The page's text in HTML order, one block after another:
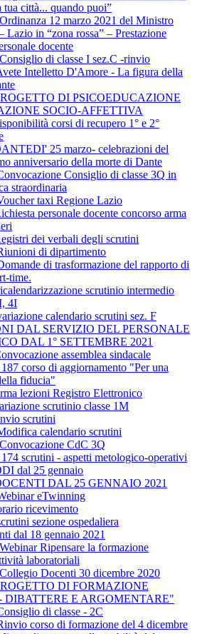
tua città... quando puoi”
12 marzo 2021 del Ministro
Lazio in “zona rossa” – Prestazione
docente
di classe I sez.C -rinvio
Intelletto D'Amore - La figura della
DI PSICOEDUCAZIONE
SOCIO-AFFETTIVA
corsi di recupero 1° e 2°
25 marzo- celebrazioni del
anniversario della morte di Dante
Consiglio di classe 3Q in
straordinaria
taxi Regione Lazio
personale docente concorso arma
dei verbali degli scrutini
di dipartimento
di trasformazione del rapporto di
time.
scrutinio intermedio
4I
calendario scrutini sez. F
DAL SERVIZIO DEL PERSONALE
DAL 1° SETTEMBRE 2021
assemblea sindacale
corso di aggiornamento "Per una
fiducia"
lezioni Registro Elettronico
scrutinio classe 1M
scrutini
calendario scrutini
CdC 3Q
scrutini - aspetti metologico-operativi
dal 25 gennaio
DAL 25 GENNAIO 2021
eTwinning
ricevimento
sezione ospedaliera
dal 18 gennaio 2021
Ripensare la formazione
laboratoriali
Docenti 30 dicembre 2020
DI FORMAZIONE
DIBATTERE E ARGOMENTARE"
di classe - 2C
corso di formazione del 4 dicembre